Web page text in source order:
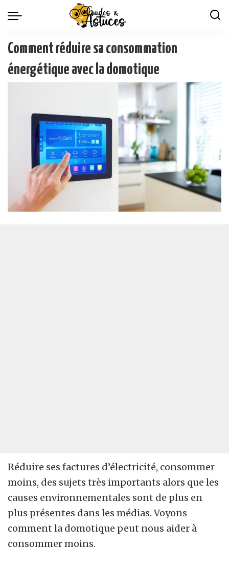
Comment réduire sa consommation
énergétique avec la domotique
Réduire ses factures d’électricité, consommer
moins, des sujets très importants alors que les
causes environnementales sont de plus en
plus présentes dans les médias. Voyons
comment la domotique peut nous aider à
consommer moins.